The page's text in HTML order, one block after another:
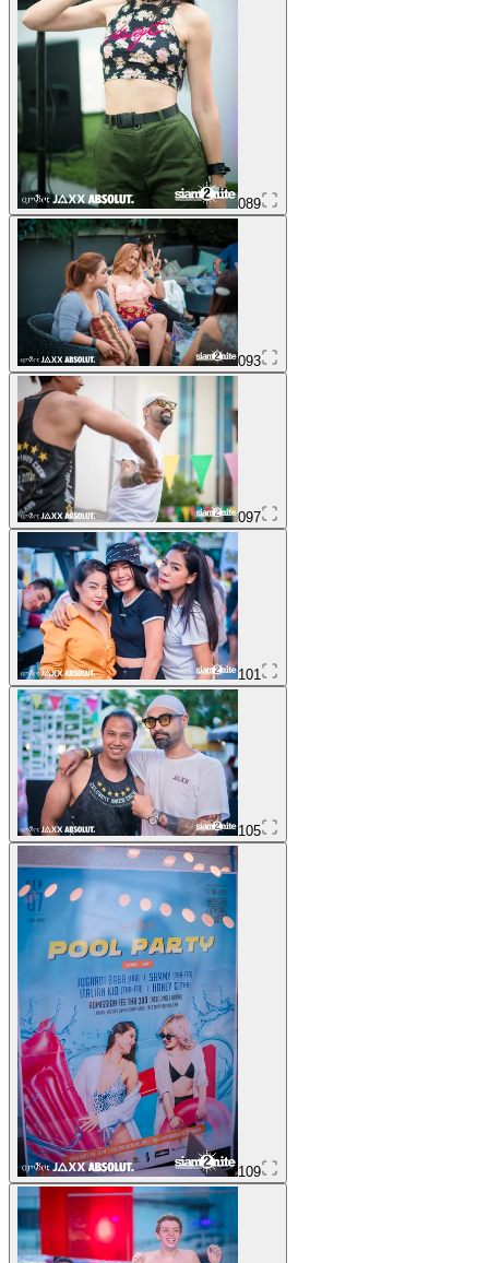
089
093
097
101
105
109